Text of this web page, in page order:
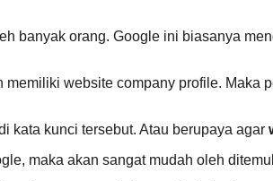
banyak orang. Google ini biasanya
website company profile.
kata kunci tersebut. Atau berupaya agar
maka akan sangat mudah oleh